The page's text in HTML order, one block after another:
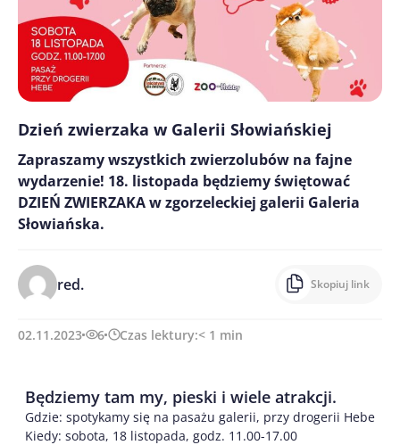
Dzień zwierzaka w Galerii Słowiańskiej
Zapraszamy wszystkich zwierzolubów na fajne
wydarzenie! 18. listopada będziemy świętować
DZIEŃ ZWIERZAKA w zgorzeleckiej galerii Galeria
Słowiańska.
red. Skopiuj link
02.11.2023 6 Czas lektury:< 1 min
Będziemy tam my, pieski i wiele atrakcji.
Gdzie: spotykamy się na pasażu galerii, przy drogerii Hebe
Kiedy: sobota, 18 listopada, godz. 11.00-17.00